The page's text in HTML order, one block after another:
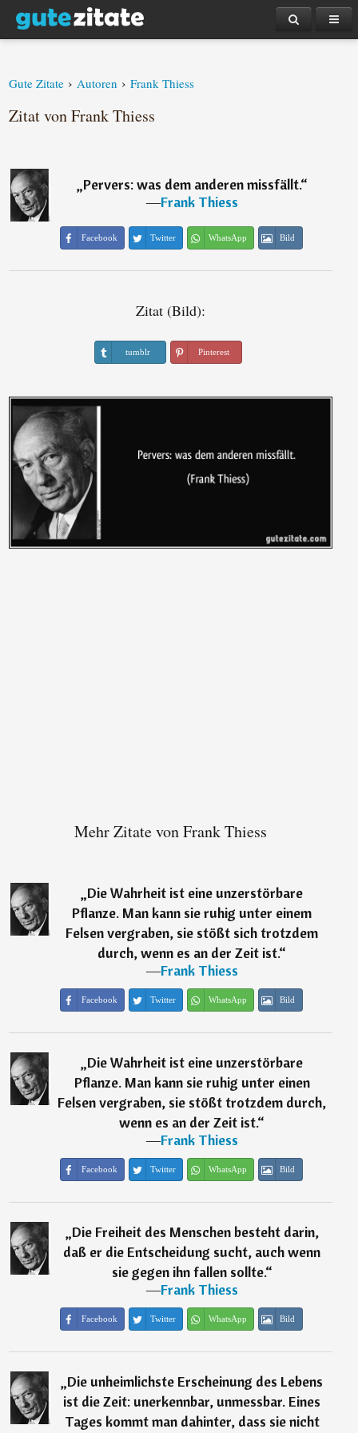
Gute Zitate › Autoren › Frank Thiess
Zitat von Frank Thiess
„Pervers: was dem anderen missfällt.“
―Frank Thiess
Facebook Twitter WhatsApp Bild
Zitat (Bild):
tumblr Pinterest
Mehr Zitate von Frank Thiess
„Die Wahrheit ist eine unzerstörbare
Pflanze. Man kann sie ruhig unter einem
Felsen vergraben, sie stößt sich trotzdem
durch, wenn es an der Zeit ist.“
―Frank Thiess
Facebook Twitter WhatsApp Bild
„Die Wahrheit ist eine unzerstörbare
Pflanze. Man kann sie ruhig unter einen
Felsen vergraben, sie stößt trotzdem durch,
wenn es an der Zeit ist.“
―Frank Thiess
Facebook Twitter WhatsApp Bild
„Die Freiheit des Menschen besteht darin,
daß er die Entscheidung sucht, auch wenn
sie gegen ihn fallen sollte.“
―Frank Thiess
Facebook Twitter WhatsApp Bild
„Die unheimlichste Erscheinung des Lebens
ist die Zeit: unerkennbar, unmessbar. Eines
Tages kommt man dahinter, dass sie nicht